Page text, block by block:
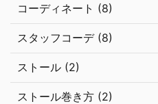
コーディネート (8)
スタッフコーデ (8)
ストール (2)
ストール巻き方 (2)